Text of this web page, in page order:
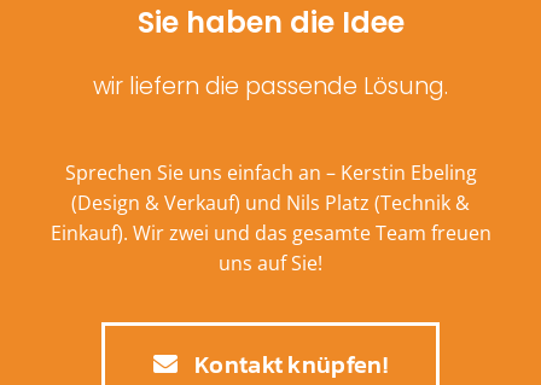
Sie haben die Idee
wir liefern die passende Lösung.
Sprechen Sie uns einfach an – Kerstin Ebeling
(Design & Verkauf) und Nils Platz (Technik &
Einkauf). Wir zwei und das gesamte Team freuen
uns auf Sie!
Kontakt knüpfen!